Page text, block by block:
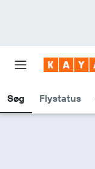
Søg Flystatus